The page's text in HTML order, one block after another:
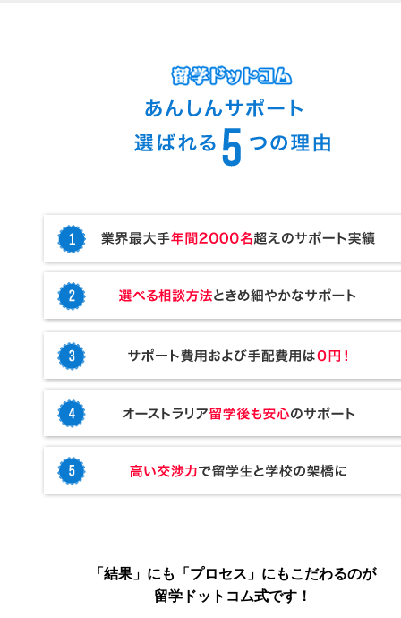
「結果」にも「プロセス」にもこだわるのが
留学ドットコム式です！